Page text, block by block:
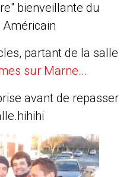
bienveillante du
partant de la salle
sur Marne...
avant de repasser